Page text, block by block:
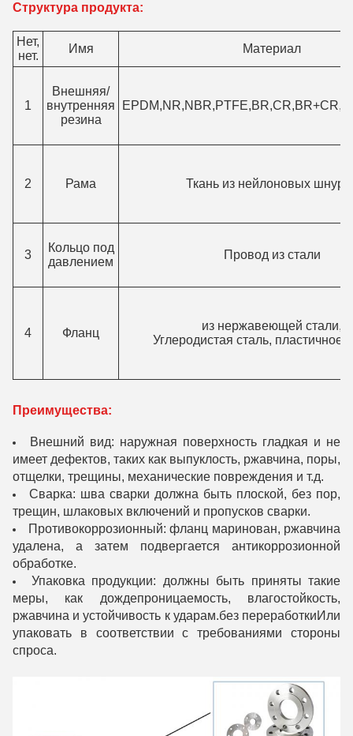
Структура продукта:
Нет,
нет.
Имя Материал
1
Внешняя/
внутренняя
резина
2 Рама Ткань из нейлоновых
3
Кольцо под
давлением
Провод из стали
4 Фланц
из нержавеющей стали,
Углеродистая сталь, пластичное
Преимущества:
Внешний вид: наружная поверхность гладкая и не
имеет дефектов, таких как выпуклость, ржавчина, поры,
отщелки, трещины, механические повреждения и т.д.
Сварка: шва сварки должна быть плоской, без пор,
трещин, шлаковых включений и пропусков сварки.
Противокоррозионный: фланц маринован, ржавчина
удалена, а затем подвергается антикоррозионной
обработке.
Упаковка продукции: должны быть приняты такие
меры, как дождепроницаемость, влагостойкость,
ржавчина и устойчивость к ударам.без переработкиИли
упаковать в соответствии с требованиями стороны
спроса.